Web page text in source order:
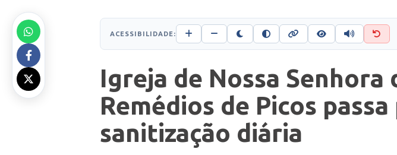
ACESSIBILIDADE:
Igreja de Nossa Senhora
Remédios de Picos
sanitização diária